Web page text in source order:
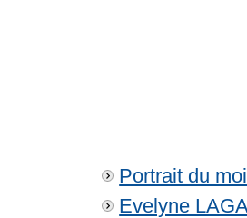
Portrait du
Evelyne